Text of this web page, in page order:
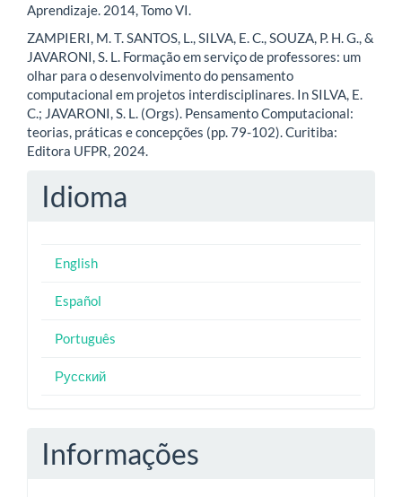
Aprendizaje. 2014, Tomo VI.
ZAMPIERI, M. T. SANTOS, L., SILVA, E. C., SOUZA, P. H. G., &
JAVARONI, S. L. Formação em serviço de professores: um
olhar para o desenvolvimento do pensamento
computacional em projetos interdisciplinares. In SILVA, E.
C.; JAVARONI, S. L. (Orgs). Pensamento Computacional:
teorias, práticas e concepções (pp. 79-102). Curitiba:
Editora UFPR, 2024.
Idioma
English
Español
Português
Русский
Informações